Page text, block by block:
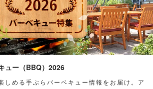
ュー（BBQ）2026
しめる手ぶらバーベキュー情報をお届け。ア